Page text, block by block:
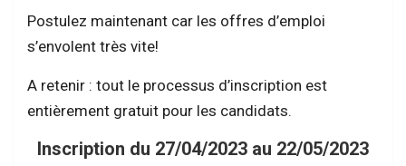
Postulez maintenant car les offres d’emploi
s’envolent très vite!
A retenir : tout le processus d’inscription est
entièrement gratuit pour les candidats.
Inscription du 27/04/2023 au 22/05/2023